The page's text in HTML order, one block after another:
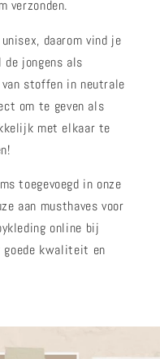
verzonden.
daarom vind je
jongens als
stoffen in neutrale
om te geven als
met elkaar te
toegevoegd in onze
aan musthaves voor
online bij
kwaliteit en